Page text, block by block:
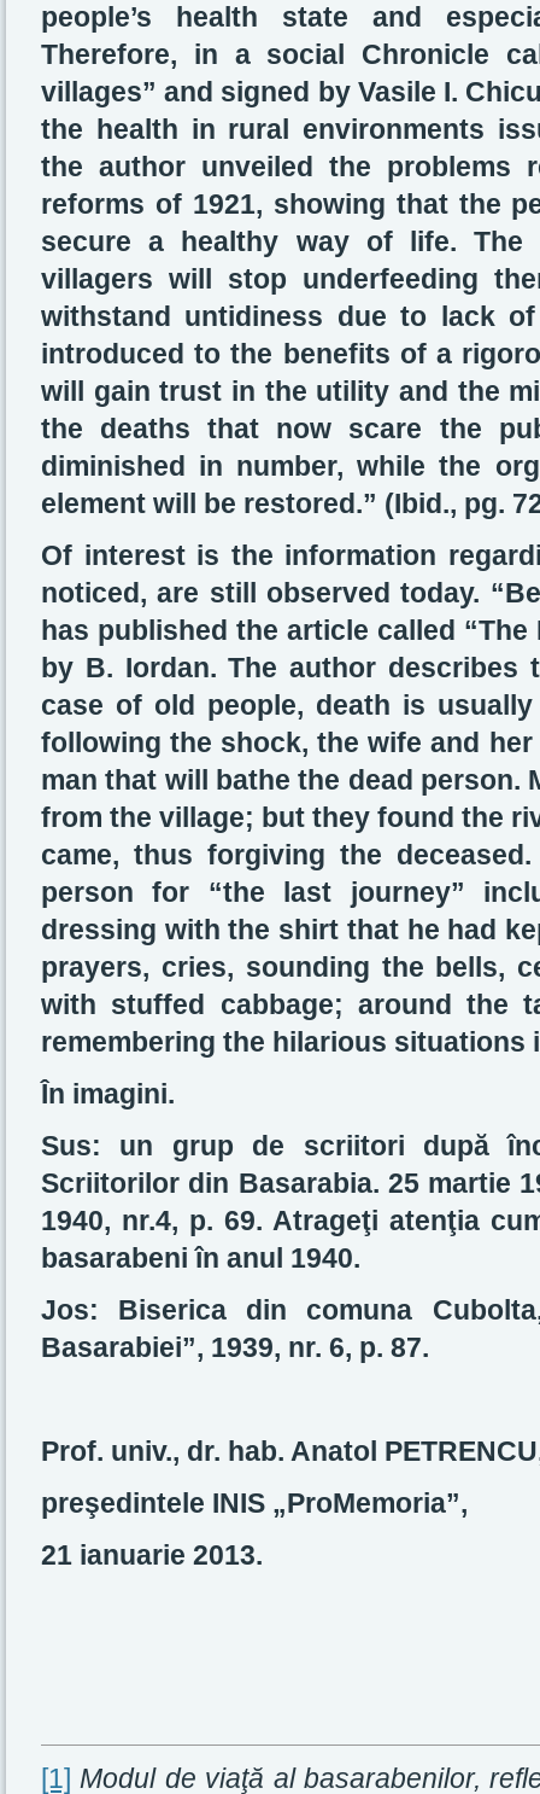
people’s health state and
Therefore, in a social Chronicle
villages” and signed by Vasile I.
the health in rural environments
the author unveiled the problems
reforms of 1921, showing that the
secure a healthy way of life. The
villagers will stop underfeeding
withstand untidiness due to lack
introduced to the benefits of a
will gain trust in the utility and the
the deaths that now scare the
diminished in number, while the
element will be restored.” (Ibid., pg.
Of interest is the information
noticed, are still observed today.
has published the article called
by B. Iordan. The author
case of old people, death is
following the shock, the wife and
man that will bathe the dead person.
from the village; but they found the
came, thus forgiving the
person for “the last journey”
dressing with the shirt that he had
prayers, cries, sounding the bells,
with stuffed cabbage; around the
remembering the hilarious situations
În imagini.
Sus: un grup de scriitori după
Scriitorilor din Basarabia. 25 martie
1940, nr.4, p. 69. Atrageţi atenţia
basarabeni în anul 1940.
Jos: Biserica din comuna
Basarabiei”, 1939, nr. 6, p. 87.
Prof. univ., dr. hab. Anatol
preşedintele INIS „ProMemoria”,
21 ianuarie 2013.
[1] Modul de viaţă al basarabenilor,